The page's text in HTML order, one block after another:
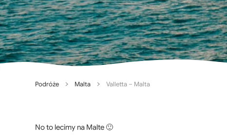
Podróże Malta Valletta – Malta
No to lecimy na Malte 🙂